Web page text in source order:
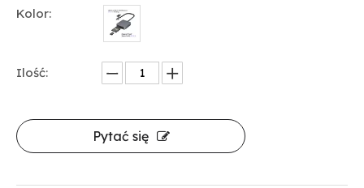
Kolor:
Ilość:
Pytać się